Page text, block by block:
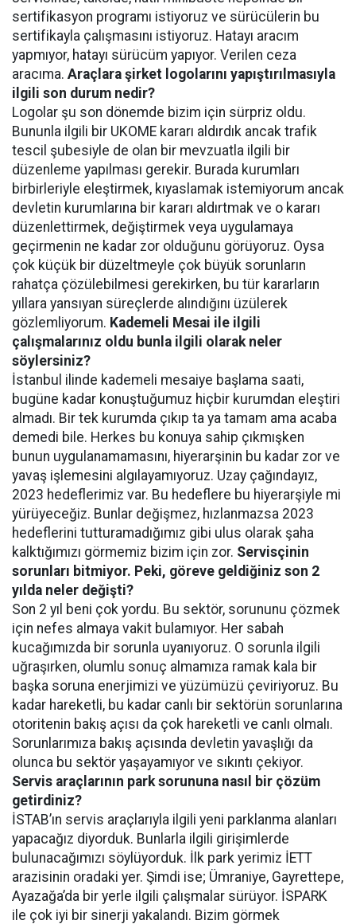
sertifikasyon programı istiyoruz ve sürücülerin bu
sertifikayla çalışmasını istiyoruz. Hatayı aracım
yapmıyor, hatayı sürücüm yapıyor. Verilen ceza
aracıma. Araçlara şirket logolarını yapıştırılmasıyla
ilgili son durum nedir?
Logolar şu son dönemde bizim için sürpriz oldu.
Bununla ilgili bir UKOME kararı aldırdık ancak trafik
tescil şubesiyle de olan bir mevzuatla ilgili bir
düzenleme yapılması gerekir. Burada kurumları
birbirleriyle eleştirmek, kıyaslamak istemiyorum ancak
devletin kurumlarına bir kararı aldırtmak ve o kararı
düzenlettirmek, değiştirmek veya uygulamaya
geçirmenin ne kadar zor olduğunu görüyoruz. Oysa
çok küçük bir düzeltmeyle çok büyük sorunların
rahatça çözülebilmesi gerekirken, bu tür kararların
yıllara yansıyan süreçlerde alındığını üzülerek
gözlemliyorum. Kademeli Mesai ile ilgili
çalışmalarınız oldu bunla ilgili olarak neler
söylersiniz?
İstanbul ilinde kademeli mesaiye başlama saati,
bugüne kadar konuştuğumuz hiçbir kurumdan eleştiri
almadı. Bir tek kurumda çıkıp ta ya tamam ama acaba
demedi bile. Herkes bu konuya sahip çıkmışken
bunun uygulanamamasını, hiyerarşinin bu kadar zor ve
yavaş işlemesini algılayamıyoruz. Uzay çağındayız,
2023 hedeflerimiz var. Bu hedeflere bu hiyerarşiyle mi
yürüyeceğiz. Bunlar değişmez, hızlanmazsa 2023
hedeflerini tutturamadığımız gibi ulus olarak şaha
kalktığımızı görmemiz bizim için zor. Servisçinin
sorunları bitmiyor. Peki, göreve geldiğiniz son 2
yılda neler değişti?
Son 2 yıl beni çok yordu. Bu sektör, sorununu çözmek
için nefes almaya vakit bulamıyor. Her sabah
kucağımızda bir sorunla uyanıyoruz. O sorunla ilgili
uğraşırken, olumlu sonuç almamıza ramak kala bir
başka soruna enerjimizi ve yüzümüzü çeviriyoruz. Bu
kadar hareketli, bu kadar canlı bir sektörün sorunlarına
otoritenin bakış açısı da çok hareketli ve canlı olmalı.
Sorunlarımıza bakış açısında devletin yavaşlığı da
olunca bu sektör yaşayamıyor ve sıkıntı çekiyor.
Servis araçlarının park sorununa nasıl bir çözüm
getirdiniz?
İSTAB’ın servis araçlarıyla ilgili yeni parklanma alanları
yapacağız diyorduk. Bunlarla ilgili girişimlerde
bulunacağımızı söylüyorduk. İlk park yerimiz İETT
arazisinin oradaki yer. Şimdi ise; Ümraniye, Gayrettepe,
Ayazağa’da bir yerle ilgili çalışmalar sürüyor. İSPARK
ile çok iyi bir sinerji yakalandı. Bizim görmek